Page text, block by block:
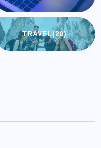
TRAVEL(20)